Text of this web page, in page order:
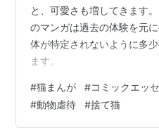
と、可愛さも増してきます
のマンガは過去の体験を元
体が特定されないように多
ます。
#猫まんが #コミックエッ
#動物虐待 #捨て猫